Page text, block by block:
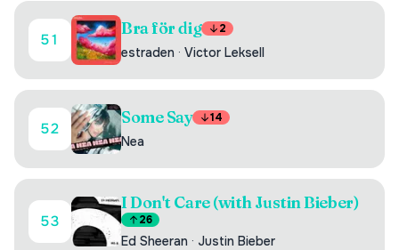
51
Bra för dig 2
estraden · Victor Leksell
52
Some Say 14
Nea
53
I Don't Care (with Justin Bieber)
26
Ed Sheeran · Justin Bieber